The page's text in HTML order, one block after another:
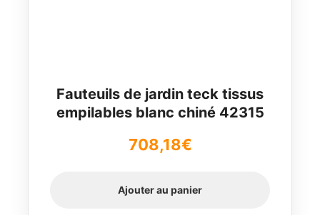
Fauteuils de jardin teck tissus
empilables blanc chiné 42315
708,18€
Ajouter au panier